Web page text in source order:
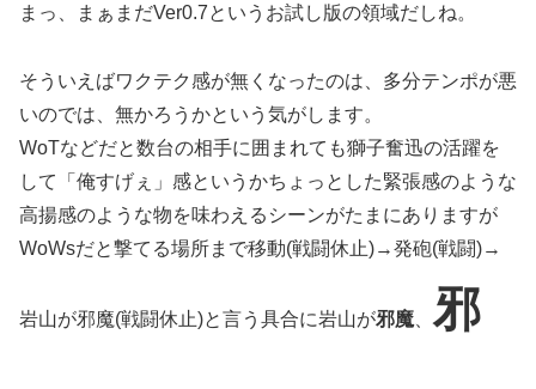
まっ、まぁまだVer0.7というお試し版の領域だしね。
そういえばワクテク感が無くなったのは、多分テンポが悪
いのでは、無かろうかという気がします。
WoTなどだと数台の相手に囲まれても獅子奮迅の活躍を
して「俺すげぇ」感というかちょっとした緊張感のような
高揚感のような物を味わえるシーンがたまにありますが
WoWsだと撃てる場所まで移動(戦闘休止)→発砲(戦闘)→
岩山が邪魔(戦闘休止)と言う具合に岩山が邪魔 、邪